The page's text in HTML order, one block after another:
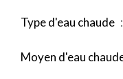
Type d'eau chaude
Moyen d'eau